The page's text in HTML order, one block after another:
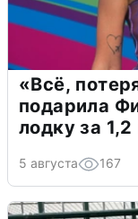
«Всё,
подарила
лодку за
5 августа 167